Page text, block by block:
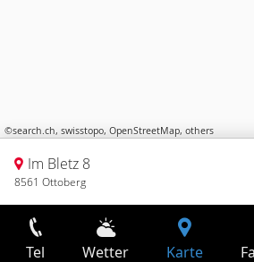
©search.ch, swisstopo, OpenStreetMap, others
Im Bletz 8
8561 Ottoberg
Tel Wetter Karte